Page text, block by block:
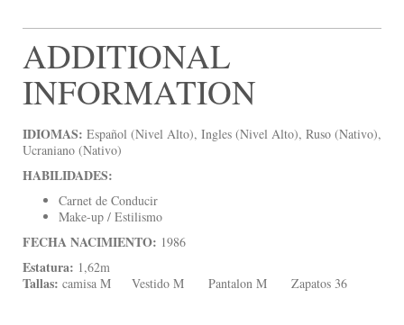
ADDITIONAL
INFORMATION
IDIOMAS: Español (Nivel Alto), Ingles (Nivel Alto), Ruso (Nativo),
Ucraniano (Nativo)
HABILIDADES:
Carnet de Conducir
Make-up / Estilismo
FECHA NACIMIENTO: 1986
Estatura: 1,62m
Tallas: camisa M Vestido M Pantalon M Zapatos 36